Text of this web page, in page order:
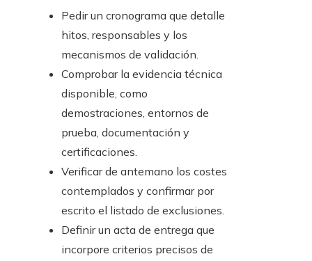
Pedir un cronograma que detalle
hitos, responsables y los
mecanismos de validación.
Comprobar la evidencia técnica
disponible, como
demostraciones, entornos de
prueba, documentación y
certificaciones.
Verificar de antemano los costes
contemplados y confirmar por
escrito el listado de exclusiones.
Definir un acta de entrega que
incorpore criterios precisos de